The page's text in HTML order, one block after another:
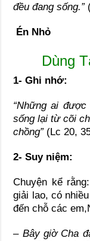
đều đang sống.”
Én Nhỏ
Dùng
1- Ghi nhớ:
“Những ai
sống lại từ cõi
chồng”(Lc 20,
2- Suy niệm:
Chuyện kể
giải lao, có
đến chỗ các
– Bây giờ Cha